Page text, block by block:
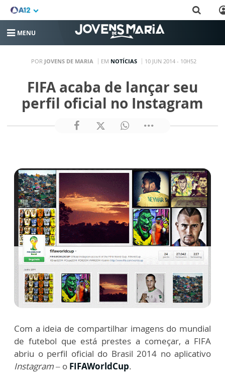
MENU
POR JOVENS DE MARIA EM NOTÍCIAS 10 JUN 2014 - 10H52
FIFA acaba de lançar seu
perfil oficial no Instagram
Com a ideia de compartilhar imagens do mundial
de futebol que está prestes a começar, a FIFA
abriu o perfil oficial do Brasil 2014 no aplicativo
Instagram– o FIFAWorldCup.